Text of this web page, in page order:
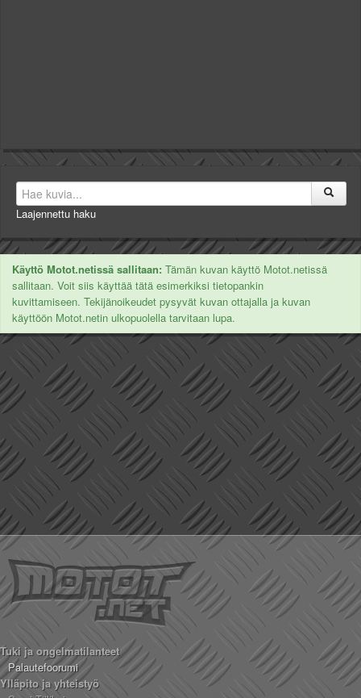
Laajennettu haku
Käyttö Motot.netissä sallitaan: Tämän kuvan käyttö Motot.netissä
sallitaan. Voit siis käyttää tätä esimerkiksi tietopankin
kuvittamiseen. Tekijänoikeudet pysyvät kuvan ottajalla ja kuvan
käyttöön Motot.netin ulkopuolella tarvitaan lupa.
Tuki ja ongelmatilanteet
Palautefoorumi
Ylläpito ja yhteistyö